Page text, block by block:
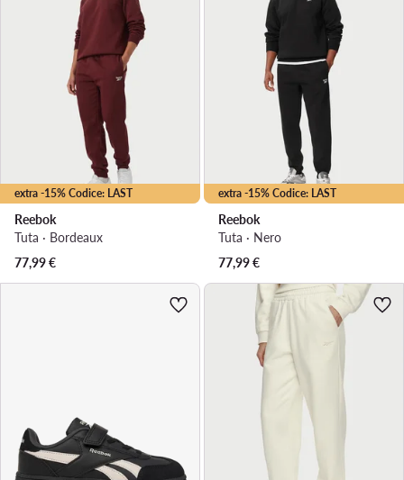
extra -15% Codice: LAST
Reebok
Tuta · Bordeaux
77,99€
extra -15% Codice: LAST
Reebok
Tuta · Nero
77,99€